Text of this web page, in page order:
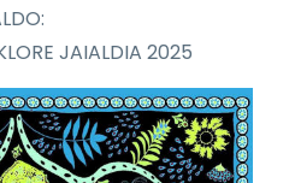
JAIALDIA 2025